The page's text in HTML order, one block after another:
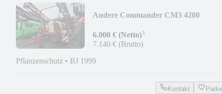
Andere Commander CM3 4200
6.000 € (Netto)¹
7.140 € (Brutto)
Pflanzenschutz • BJ 1999
Kontakt